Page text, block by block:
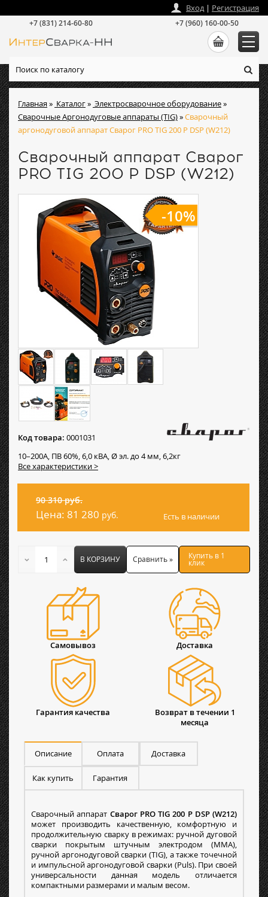
Главная» Каталог» Электросварочное оборудование»
Сварочные Аргонодуговые аппараты (TIG)»Сварочный
аргонодуговой аппарат Сварог PRO TIG 200 P DSP (W212)
Сварочный аппарат Сварог
PRO TIG 200 P DSP (W212)
-10%
Код товара: 0001031
10–200А, ПВ 60%, 6,0 кВА, Ø эл. до 4 мм, 6,2кг
Все характеристики >
90 310 руб.
Цена: 81 280 руб. Есть в наличии
В КОРЗИНУ Сравнить » Купить в 1
клик
Самовывоз Доставка
Гарантия качества
Возврат в течении 1
месяца
Описание Оплата Доставка
Как купить Гарантия
Сварочный аппарат Сварог PRO TIG 200 P DSP (W212)
может производить качественную, комфортную и
продолжительную сварку в режимах: ручной дуговой
сварки покрытым штучным электродом (MMA),
ручной аргонодуговой сварки (TIG), а также точечной
и импульсной аргонодуговой сварки (Puls). При своей
универсальности данная модель отличается
компактными размерами и малым весом.
Вход| Регистрация
+7 (831) 214-60-80 +7 (960) 160-00-50